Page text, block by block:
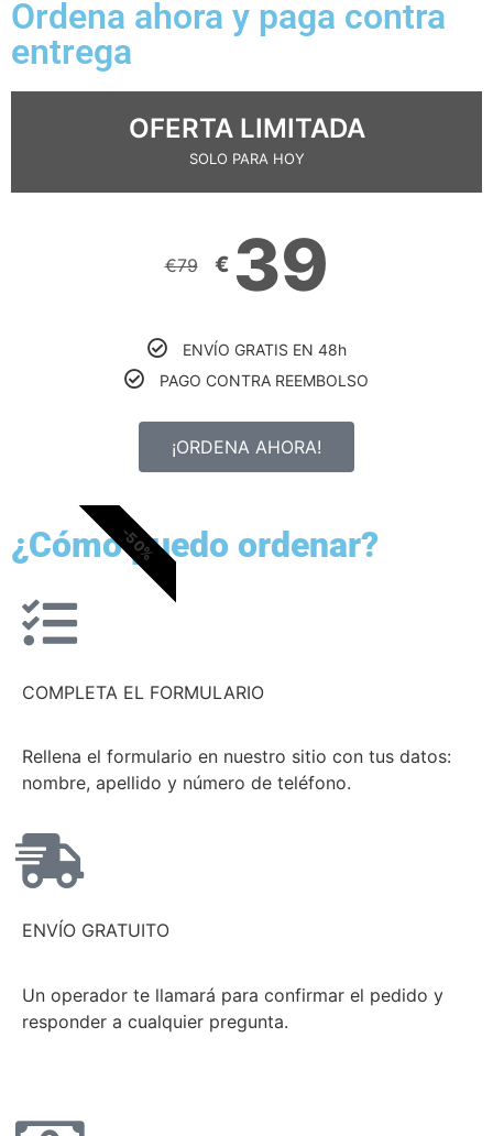
Ordena ahora y paga contra
entrega
OFERTA LIMITADA
SOLO PARA HOY
€79 € 39
ENVÍO GRATIS EN 48h
PAGO CONTRA REEMBOLSO
¡ORDENA AHORA!
-50%
¿Cómo puedo ordenar?
COMPLETA EL FORMULARIO
Rellena el formulario en nuestro sitio con tus datos:
nombre, apellido y número de teléfono.
ENVÍO GRATUITO
Un operador te llamará para confirmar el pedido y
responder a cualquier pregunta.